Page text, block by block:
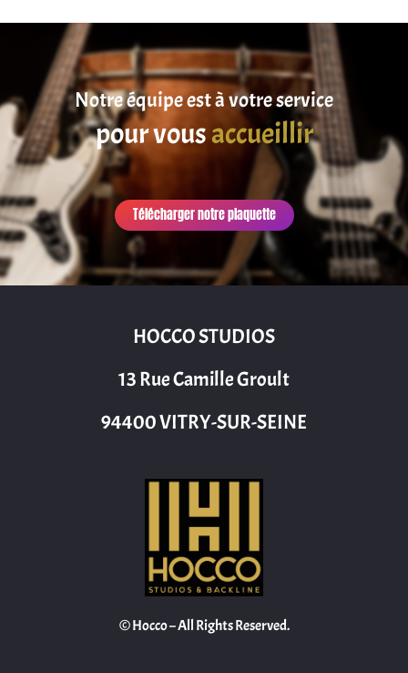
Notre équipe est à votre service
pour vousaccueillir
Télécharger notre plaquette
HOCCO STUDIOS
13 Rue Camille Groult
94400 VITRY-SUR-SEINE
© Hocco – All Rights Reserved.